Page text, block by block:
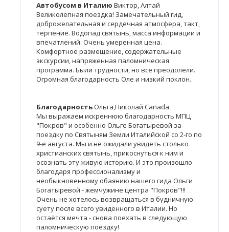
Автобусом в Италию Виктор, Алтай
Великолепная поездка! Замечательный гид,
доброжелательная и сердечная атмосфера, такт,
терпение. Водопад святынь, масса информации и
впечатлений. Очень умеренная цена.
Комфортное размещение, содержательные
экскурсии, напряженная паломническая
программа. Были трудности, но все преодолели.
Огромная благодарность Оле и низкий поклон.
БлагодарностьОльга,Николай Canada
Мы выражаем искреннюю благодарность МПЦ
"Покров" и особенно Ольге Богатыревой за
поездку по Святыням Земли Италийской со 2-го по
9-е августа. Мы и не ожидали увидеть столько
христианских святынь, прикоснуться к ним и
осознать эту живую историю. И это произошло
благодаря профессионализму и
необыкновенному обаянию нашего гида Ольги
Богатыревой - жемчужине центра "Покров"!!!
Очень не хотелось возвращаться в будничную
суету после всего увиденного в Италии. Но
остаётся мечта - снова поехать в следующую
паломническую поездку!